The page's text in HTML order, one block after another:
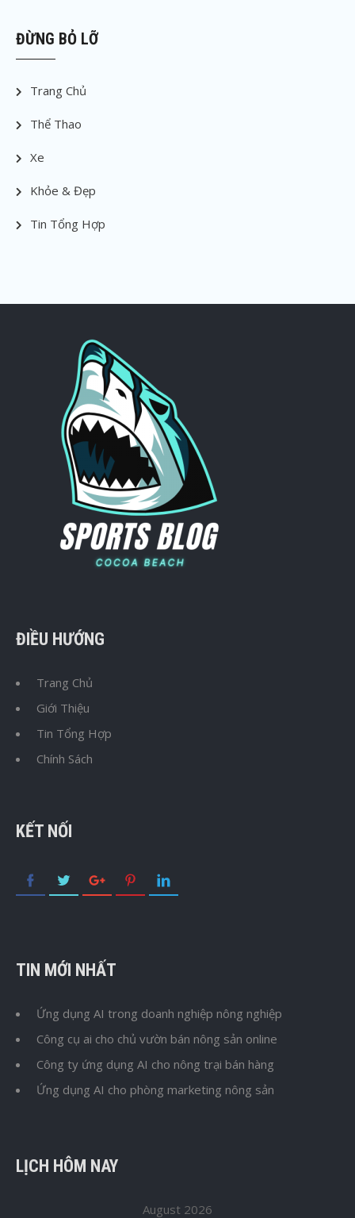
ĐỪNG BỎ LỠ
Trang Chủ
Thể Thao
Xe
Khỏe & Đẹp
Tin Tổng Hợp
ĐIỀU HƯỚNG
Trang Chủ
Giới Thiệu
Tin Tổng Hợp
Chính Sách
KẾT NỐI
TIN MỚI NHẤT
Ứng dụng AI trong doanh nghiệp nông nghiệp
Công cụ ai cho chủ vườn bán nông sản online
Công ty ứng dụng AI cho nông trại bán hàng
Ứng dụng AI cho phòng marketing nông sản
LỊCH HÔM NAY
August 2026